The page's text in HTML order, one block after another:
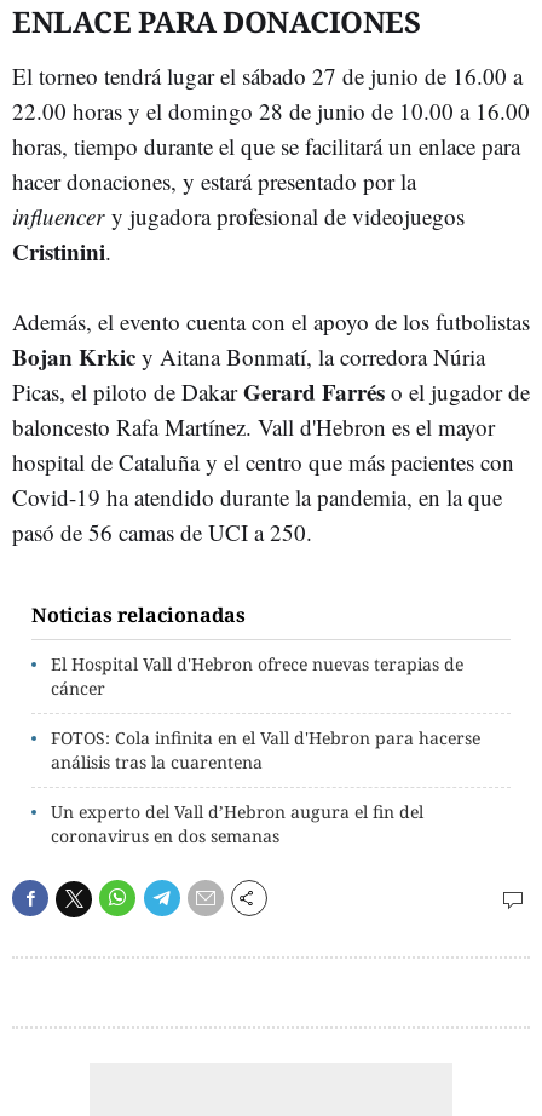
ENLACE PARA DONACIONES
El torneo tendrá lugar el sábado 27 de junio de 16.00 a
22.00 horas y el domingo 28 de junio de 10.00 a 16.00
horas, tiempo durante el que se facilitará un enlace para
hacer donaciones, y estará presentado por la
influencery jugadora profesional de videojuegos
Cristinini.
Además, el evento cuenta con el apoyo de los futbolistas
Bojan Krkic y Aitana Bonmatí, la corredora Núria
Picas, el piloto de DakarGerard Farrés o el jugador de
baloncesto Rafa Martínez. Vall d'Hebron es el mayor
hospital de Cataluña y el centro que más pacientes con
Covid-19 ha atendido durante la pandemia, en la que
pasó de 56 camas de UCI a 250.
Noticias relacionadas
El Hospital Vall d'Hebron ofrece nuevas terapias de
cáncer
FOTOS: Cola infinita en el Vall d'Hebron para hacerse
análisis tras la cuarentena
Un experto del Vall d’Hebron augura el fin del
coronavirus en dos semanas